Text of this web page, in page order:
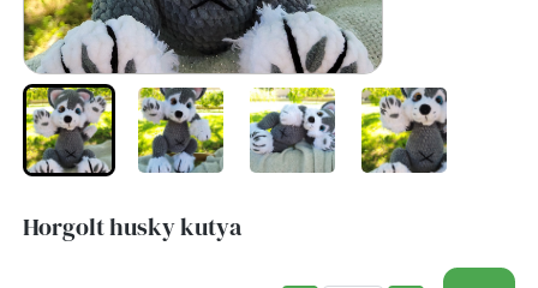
Horgolt husky kutya